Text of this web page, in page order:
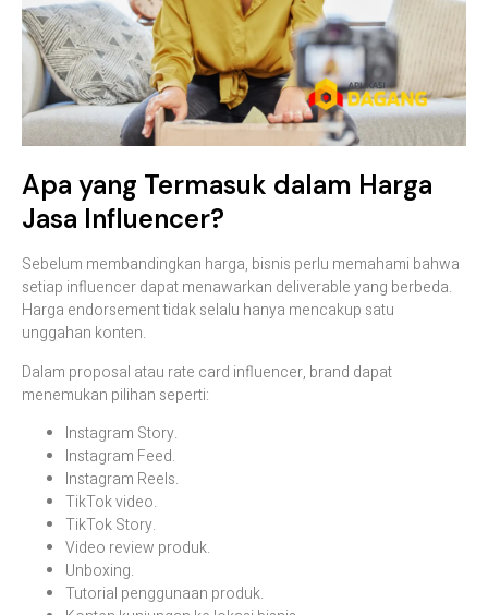
Apa yang Termasuk dalam Harga
Jasa Influencer?
Sebelum membandingkan harga, bisnis perlu memahami bahwa
setiap influencer dapat menawarkan deliverable yang berbeda.
Harga endorsement tidak selalu hanya mencakup satu
unggahan konten.
Dalam proposal atau rate card influencer, brand dapat
menemukan pilihan seperti:
Instagram Story.
Instagram Feed.
Instagram Reels.
TikTok video.
TikTok Story.
Video review produk.
Unboxing.
Tutorial penggunaan produk.